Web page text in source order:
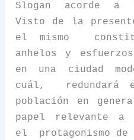
Slogan
acorde a
Visto de la
el mismo
anhelos y
en una ciudad
cuál,
población en
papel relevante
el
protagonismo